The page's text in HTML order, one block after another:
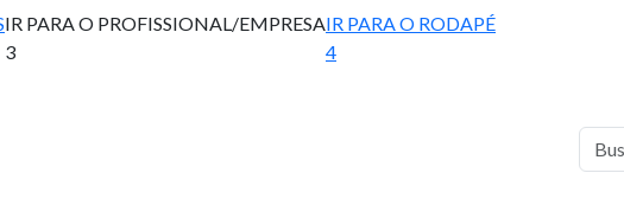
IR PARA O PROFISSIONAL/EMPRESA
3
IR PARA O RODAPÉ
4